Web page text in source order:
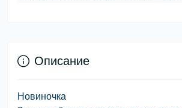
Описание
Новиночка